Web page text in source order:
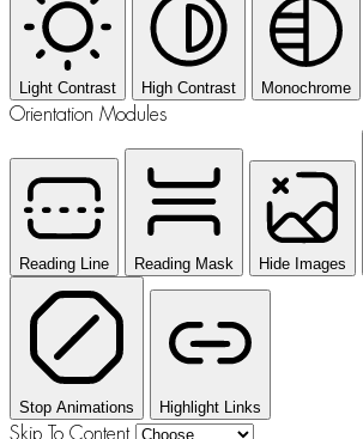
Light Contrast High Contrast Monochrome
Orientation Modules
Reading Line Reading Mask Hide Images
Stop Animations Highlight Links
Skip To Content